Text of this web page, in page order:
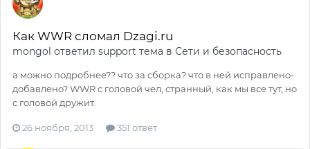
Как WWR сломал Dzagi.ru
mongol ответил support тема в Сети и безопасность
а можно подробнее?? что за сборка? что в ней исправлено-
добавлено? WWR с головой чел, странный, как мы все тут, но
с головой дружит.
26 ноября, 2013 351 ответ